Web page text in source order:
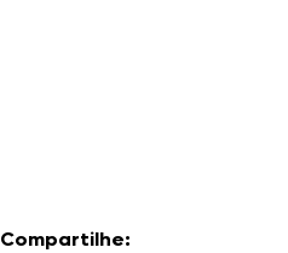
Compartilhe: